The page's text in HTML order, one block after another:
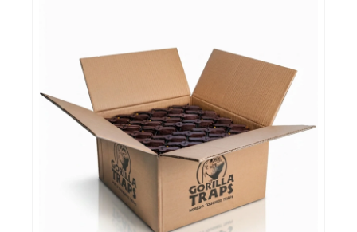
die qualitativ hochwertigen Federn wird ein humanes Fangen
gewährleistet.ROBUST ✔ Gefertigt aus besonders robustem
Kunststoff und hochwertigem Stahl.PROFESSIONELL ✔ Die
GorillaTraps Rattenfalle ist einstellbar, damit sie keine Kleintiere
mit der Falle fangen. Passende Artikel:Die GorillaTraps
Rattenfallen sind perfekt für den Einsatz als digitale Fallen mit
unseren eMitter-Produkten: - eMItter Outdoor Direct - eMitter
Outdoor Longrange Stationen: - eMitter Station Vanguard